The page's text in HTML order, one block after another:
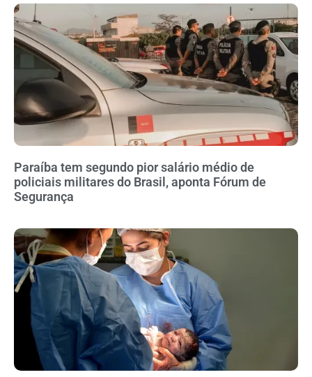
Paraíba tem segundo pior salário médio de
policiais militares do Brasil, aponta Fórum de
Segurança